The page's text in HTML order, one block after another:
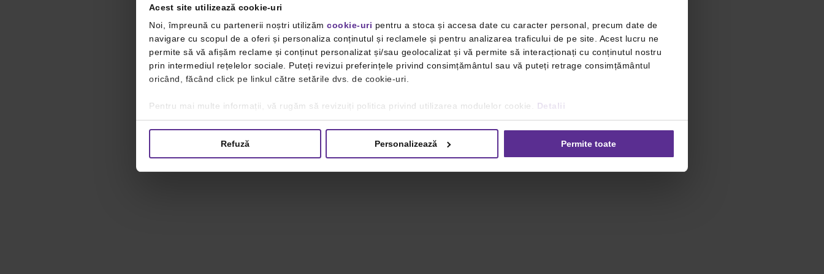
Acest site utilizează cookie-uri
Noi, împreună cu partenerii noștri utilizăm cookie-uri pentru a stoca și accesa date cu caracter personal, precum date de
navigare cu scopul de a oferi și personaliza conținutul și reclamele și pentru analizarea traficului de pe site. Acest lucru ne
permite să vă afișăm reclame și conținut personalizat și/sau geolocalizat și vă permite să interacționați cu conținutul nostru
prin intermediul rețelelor sociale. Puteți revizui preferințele privind consimțământul sau vă puteți retrage consimțământul
oricând, făcând click pe linkul către setările dvs. de cookie-uri.
Pentru mai multe informații, vă rugăm să revizuiți politica privind utilizarea modulelor cookie. Detalii
Refuză Personalizează Permite toate